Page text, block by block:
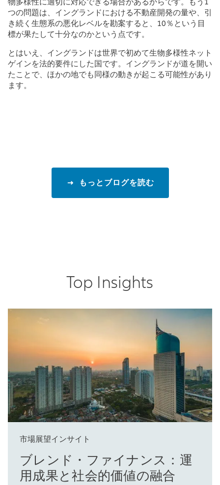
物多様性に適切に対応できる場合があるからです。もう1
つの問題は、イングランドにおける不動産開発の量や、引
き続く生態系の悪化レベルを勘案すると、10％という目
標が果たして十分なのかという点です。
とはいえ、イングランドは世界で初めて生物多様性ネット
ゲインを法的要件にした国です。イングランドが道を開い
たことで、ほかの地でも同様の動きが起こる可能性があり
ます。
もっとブログを読む
Top Insights
市場展望インサイト
ブレンド・ファイナンス：運
用成果と社会的価値の融合